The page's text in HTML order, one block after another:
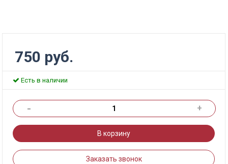
750 руб.
Есть в наличии
- +
В корзину
Заказать звонок